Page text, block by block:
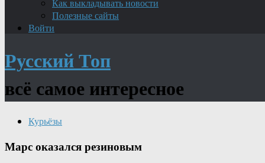
Как выкладывать новости
Полезные сайты
Войти
Русский Топ
всё самое интересное
Курьёзы
Марс оказался резиновым